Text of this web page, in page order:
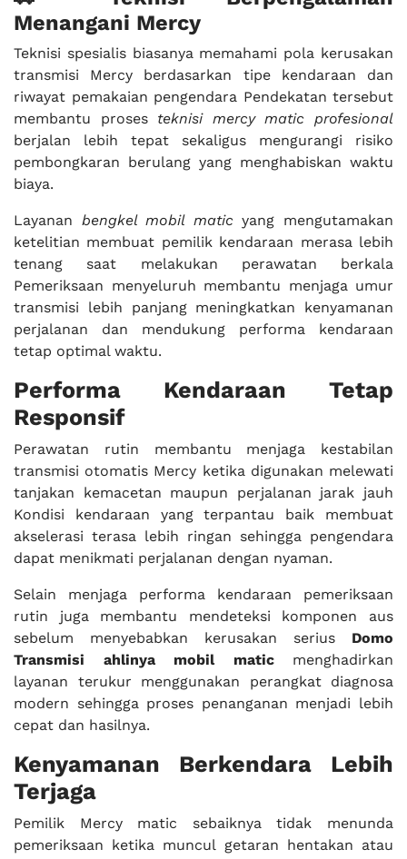
Menangani Mercy
Teknisi spesialis biasanya memahami pola kerusakan
transmisi Mercy berdasarkan tipe kendaraan dan
riwayat pemakaian pengendara Pendekatan tersebut
membantu proses teknisi mercy matic profesional
berjalan lebih tepat sekaligus mengurangi risiko
pembongkaran berulang yang menghabiskan waktu
biaya.
Layanan bengkel mobil maticyang mengutamakan
ketelitian membuat pemilik kendaraan merasa lebih
tenang saat melakukan perawatan berkala
Pemeriksaan menyeluruh membantu menjaga umur
transmisi lebih panjang meningkatkan kenyamanan
perjalanan dan mendukung performa kendaraan
tetap optimal waktu.
Performa Kendaraan Tetap
Responsif
Perawatan rutin membantu menjaga kestabilan
transmisi otomatis Mercy ketika digunakan melewati
tanjakan kemacetan maupun perjalanan jarak jauh
Kondisi kendaraan yang terpantau baik membuat
akselerasi terasa lebih ringan sehingga pengendara
dapat menikmati perjalanan dengan nyaman.
Selain menjaga performa kendaraan pemeriksaan
rutin juga membantu mendeteksi komponen aus
sebelum menyebabkan kerusakan serius Domo
Transmisi ahlinya mobil maticmenghadirkan
layanan terukur menggunakan perangkat diagnosa
modern sehingga proses penanganan menjadi lebih
cepat dan hasilnya.
Kenyamanan Berkendara Lebih
Terjaga
Pemilik Mercy matic sebaiknya tidak menunda
pemeriksaan ketika muncul getaran hentakan atau